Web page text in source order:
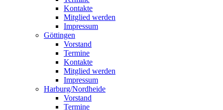
Kontakte
Mitglied werden
Impressum
Göttingen
Vorstand
Termine
Kontakte
Mitglied werden
Impressum
Harburg/Nordheide
Vorstand
Termine